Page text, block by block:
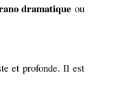
dramatique ou
et profonde. Il est